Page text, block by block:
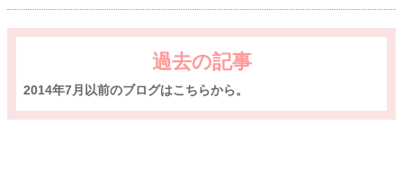
過去の記事
2014年7月以前のブログはこちらから。